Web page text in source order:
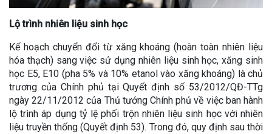
Lộ trình nhiên liệu sinh học
Kế hoạch chuyển đổi từ xăng khoáng (hoàn toàn nhiên liệu
hóa thạch) sang việc sử dụng nhiên liệu sinh học, xăng sinh
học E5, E10 (pha 5% và 10% etanol vào xăng khoáng) là chủ
trương của Chính phủ tại Quyết định số 53/2012/QĐ-TTg
ngày 22/11/2012 của Thủ tướng Chính phủ về việc ban hành
lộ trình áp dụng tỷ lệ phối trộn nhiên liệu sinh học với nhiên
liệu truyền thống (Quyết định 53). Trong đó, quy định sau thời